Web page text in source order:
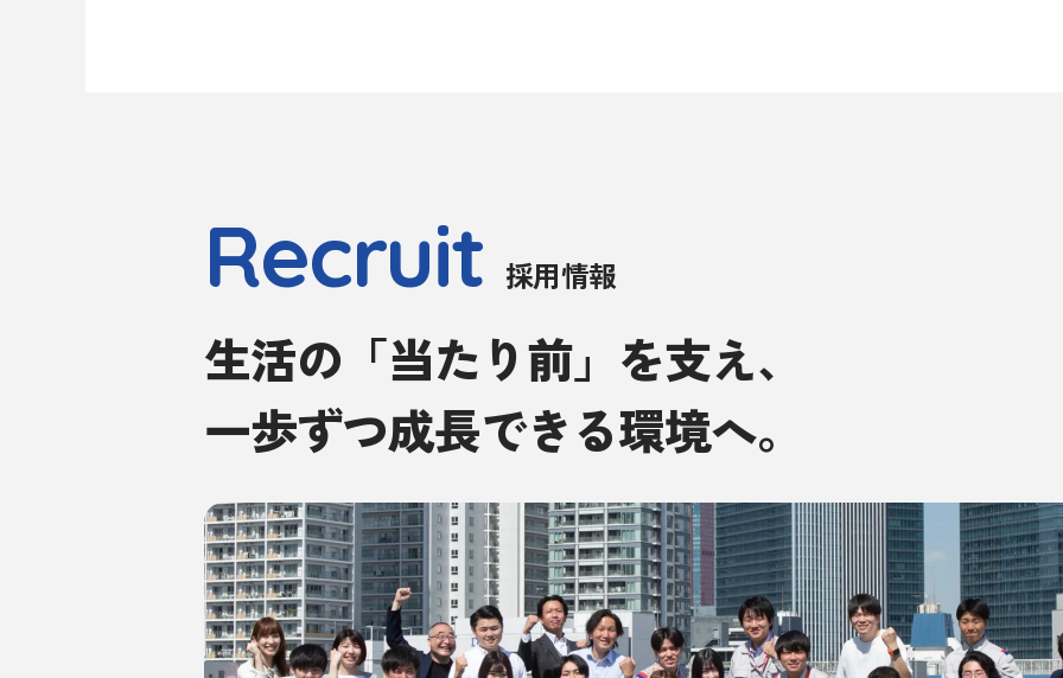
Recruit 採用情報
生活の「当たり前」を支え、
一歩ずつ成長できる環境へ。